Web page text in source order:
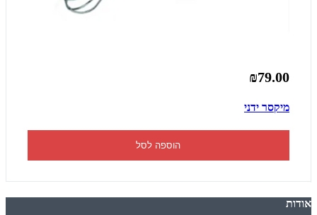
₪79.00
מיקסר ידני
הוספה לסל
אודות